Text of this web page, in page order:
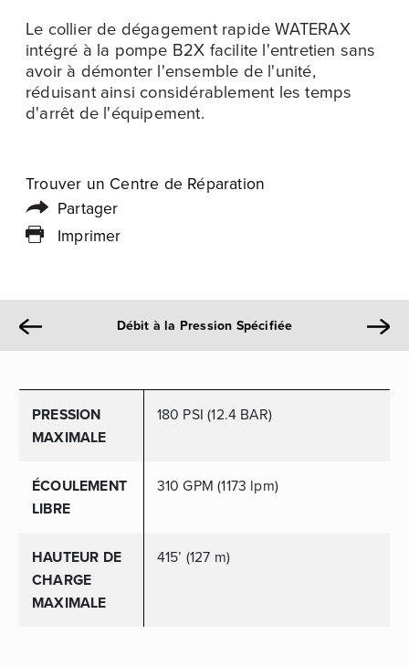
Le collier de dégagement rapide WATERAX
intégré à la pompe B2X facilite l'entretien sans
avoir à démonter l'ensemble de l'unité,
réduisant ainsi considérablement les temps
d'arrêt de l'équipement.
Trouver un Centre de Réparation
Partager
Imprimer
Débit à la Pression Spécifiée
PRESSION
MAXIMALE
180 PSI (12.4 BAR)
ÉCOULEMENT
LIBRE
310 GPM (1173 lpm)
HAUTEUR DE
CHARGE
MAXIMALE
415’ (127 m)